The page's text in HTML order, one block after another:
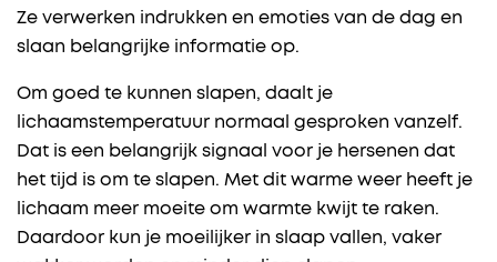
Ze verwerken indrukken en emoties van de dag en
slaan belangrijke informatie op.
Om goed te kunnen slapen, daalt je
lichaamstemperatuur normaal gesproken vanzelf.
Dat is een belangrijk signaal voor je hersenen dat
het tijd is om te slapen. Met dit warme weer heeft je
lichaam meer moeite om warmte kwijt te raken.
Daardoor kun je moeilijker in slaap vallen, vaker